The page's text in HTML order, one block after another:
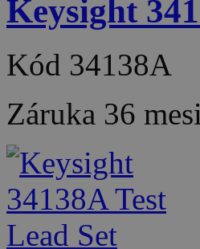
Keysight
Kód 34138A
Záruka 36